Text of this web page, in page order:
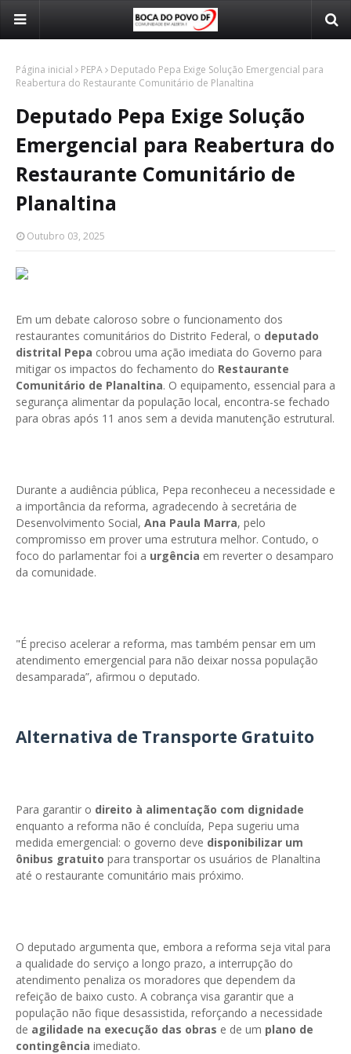
Página inicial PEPA
Deputado Pepa Exige Solução Emergencial para
Reabertura do Restaurante Comunitário de Planaltina
Deputado Pepa Exige Solução
Emergencial para Reabertura do
Restaurante Comunitário de
Planaltina
Outubro 03, 2025
Em um debate caloroso sobre o funcionamento dos
restaurantes comunitários do Distrito Federal, o deputado
distrital Pepa cobrou uma ação imediata do Governo para
mitigar os impactos do fechamento do Restaurante
Comunitário de Planaltina. O equipamento, essencial para a
segurança alimentar da população local, encontra-se fechado
para obras após 11 anos sem a devida manutenção estrutural.
Durante a audiência pública, Pepa reconheceu a necessidade e
a importância da reforma, agradecendo à secretária de
Desenvolvimento Social, Ana Paula Marra, pelo
compromisso em prover uma estrutura melhor. Contudo, o
foco do parlamentar foi a urgência em reverter o desamparo
da comunidade.
"É preciso acelerar a reforma, mas também pensar em um
atendimento emergencial para não deixar nossa população
desamparada”, afirmou o deputado.
Alternativa de Transporte Gratuito
Para garantir o direito à alimentação com dignidade
enquanto a reforma não é concluída, Pepa sugeriu uma
medida emergencial: o governo deve disponibilizar um
ônibus gratuito para transportar os usuários de Planaltina
até o restaurante comunitário mais próximo.
O deputado argumenta que, embora a reforma seja vital para
a qualidade do serviço a longo prazo, a interrupção do
atendimento penaliza os moradores que dependem da
refeição de baixo custo. A cobrança visa garantir que a
população não fique desassistida, reforçando a necessidade
de agilidade na execução das obras e de um plano de
contingência imediato.